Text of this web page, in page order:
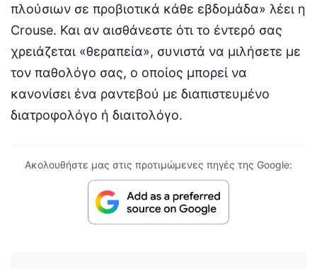
πλούσιων σε προβιοτικά κάθε εβδομάδα» λέει η
Crouse. Και αν αισθάνεστε ότι το έντερό σας
χρειάζεται «θεραπεία», συνιστά να μιλήσετε με
τον παθολόγο σας, ο οποίος μπορεί να
κανονίσει ένα ραντεβού με διαπιστευμένο
διατροφολόγο ή διαιτολόγο.
Ακολουθήστε μας στις προτιμώμενες πηγές της Google: